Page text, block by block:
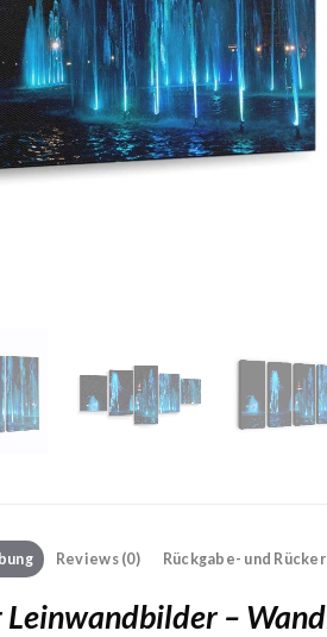
Reviews (0) Rückgabe- und
Leinwandbilder –